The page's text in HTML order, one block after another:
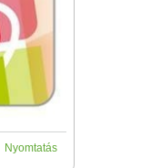
Nyomtatás